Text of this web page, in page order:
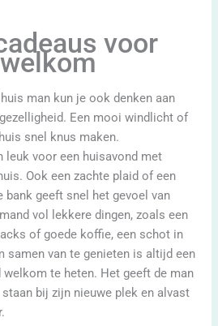
voor
man kun je ook denken aan
Een mooi windlicht of
snel knus maken.
leuk voor een huisavond met
Ook een zachte plaid of een
bank geeft snel het gevoel van
vol lekkere dingen, zoals een
of goede koffie, een schot in
samen van te genieten is altijd een
te heten. Het geeft de man
bij zijn nieuwe plek en alvast